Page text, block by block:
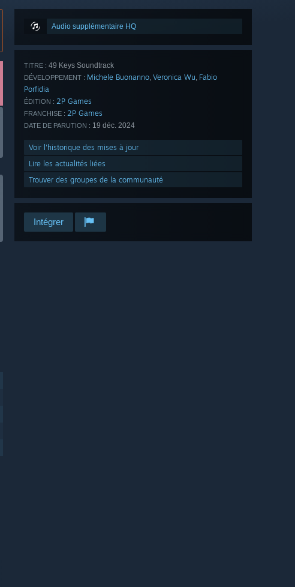
Audio supplémentaire HQ
TITRE : 49 Keys Soundtrack
DÉVELOPPEMENT : Michele Buonanno, Veronica Wu, Fabio
Porfidia
ÉDITION : 2P Games
FRANCHISE : 2P Games
DATE DE PARUTION : 19 déc. 2024
Voir l'historique des mises à jour
Lire les actualités liées
Trouver des groupes de la communauté
Intégrer